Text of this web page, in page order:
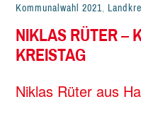
Kommunalwahl 2021,
NIKLAS RÜTER –
KREISTAG
Niklas Rüter aus